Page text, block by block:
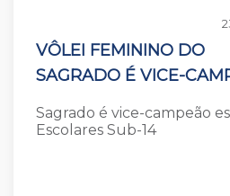
VÔLEI FEMININO DO
SAGRADO É VICE-
Sagrado é vice-campeão
Escolares Sub-14